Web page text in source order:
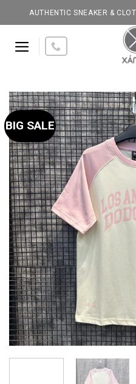
to
AUTHENTIC SNEAKER &
BIG SALE